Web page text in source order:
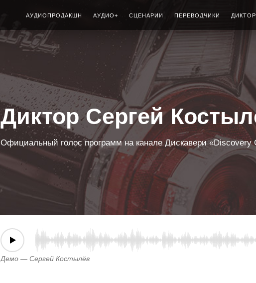
Диктор Сергей
Официальный голос программ на канале Дискавери «Discovery
Демо — Сергей Костылёв
АУДИОПРОДАКШН АУДИО+ СЦЕНАРИИ ПЕРЕВОДЧИКИ